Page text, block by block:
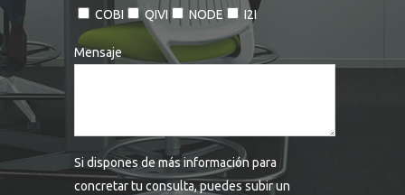
COBI
QIVI NODE I2I
Mensaje
Si dispones de más información para
concretar tu consulta, puedes subir un